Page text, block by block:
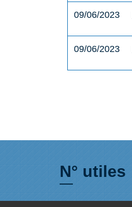
09/06/2023
09/06/2023
N° utiles